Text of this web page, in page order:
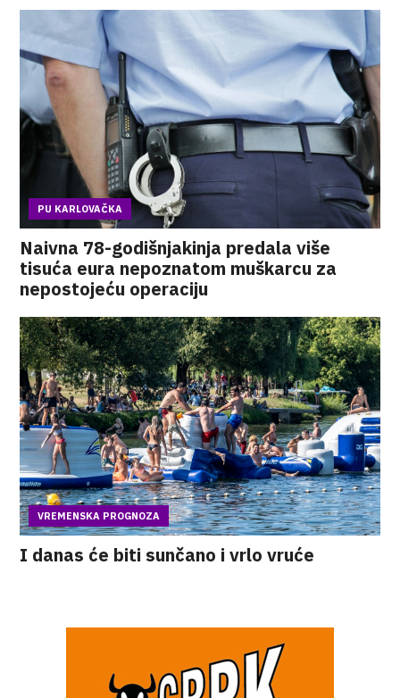
PU KARLOVAČKA
Naivna 78-godišnjakinja predala više
tisuća eura nepoznatom muškarcu za
nepostojeću operaciju
VREMENSKA PROGNOZA
I danas će biti sunčano i vrlo vruće